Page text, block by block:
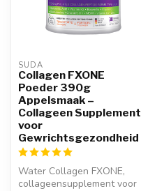
SUDA
Collagen FXONE
Poeder 390g
Appelsmaak –
Collageen Supplement
voor
Gewrichtsgezondheid
Water Collagen FXONE,
collageensupplement voor